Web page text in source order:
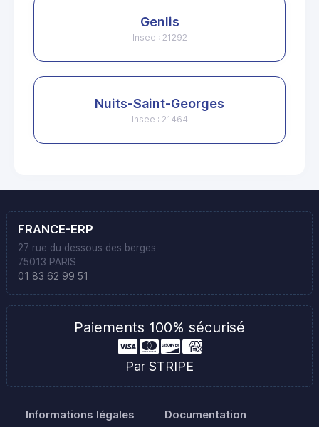
Genlis
Insee : 21292
Nuits-Saint-Georges
Insee : 21464
FRANCE-ERP
27 rue du dessous des berges
75013 PARIS
01 83 62 99 51
Paiements 100% sécurisé
Par STRIPE
Informations légales Documentation